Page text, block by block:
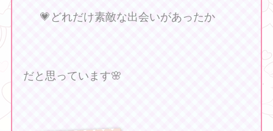
💗どれだけ素敵な出会いがあったか
だと思っています🌸